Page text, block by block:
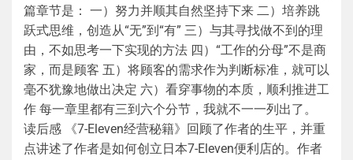
篇章节是： 一）努力并顺其自然坚持下来 二）培养跳
跃式思维，创造从“无”到“有” 三）与其寻找做不到的理
由，不如思考一下实现的方法 四）“工作的分母”不是商
家，而是顾客 五）将顾客的需求作为判断标准，就可以
毫不犹豫地做出决定 六）看穿事物的本质，顺利推进工
作 每一章里都有三到六个分节，我就不一一列出了。
读后感 《7-Eleven经营秘籍》回顾了作者的生平，并重
点讲述了作者是如何创立日本7-Eleven便利店的。作者